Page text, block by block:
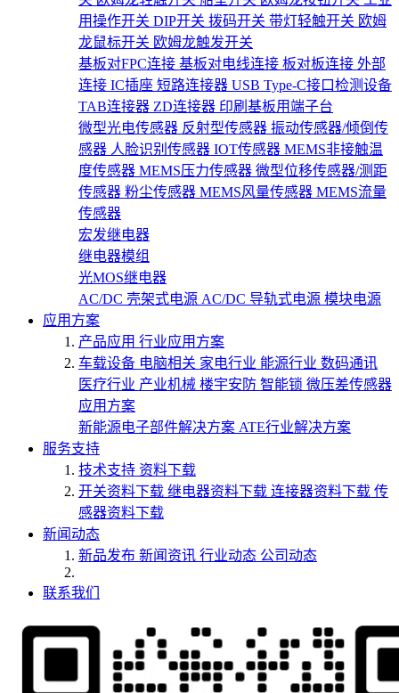
用操作开关 DIP开关 拨码开关 带灯轻触开关 欧姆
龙鼠标开关 欧姆龙触发开关
基板对FPC连接 基板对电线连接 板对板连接 外部
连接 IC插座 短路连接器 USB Type-C接口检测设备
TAB连接器 ZD连接器 印刷基板用端子台
微型光电传感器 反射型传感器 振动传感器/倾倒传
感器 人脸识别传感器 IOT传感器 MEMS非接触温
度传感器 MEMS压力传感器 微型位移传感器/测距
传感器 粉尘传感器 MEMS风量传感器 MEMS流量
传感器
宏发继电器
继电器模组
光MOS继电器
AC/DC 壳架式电源 AC/DC 导轨式电源 模块电源
应用方案
产品应用 行业应用方案
车载设备 电脑相关 家电行业 能源行业 数码通讯
医疗行业 产业机械 楼宇安防 智能锁 微压差传感器
应用方案
新能源电子部件解决方案 ATE行业解决方案
服务支持
技术支持 资料下载
开关资料下载 继电器资料下载 连接器资料下载 传
感器资料下载
新闻动态
新品发布 新闻资讯 行业动态 公司动态
联系我们